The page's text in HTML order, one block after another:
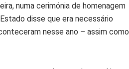
numa cerimónia de homenagem
disse que era necessário
nesse ano – assim como